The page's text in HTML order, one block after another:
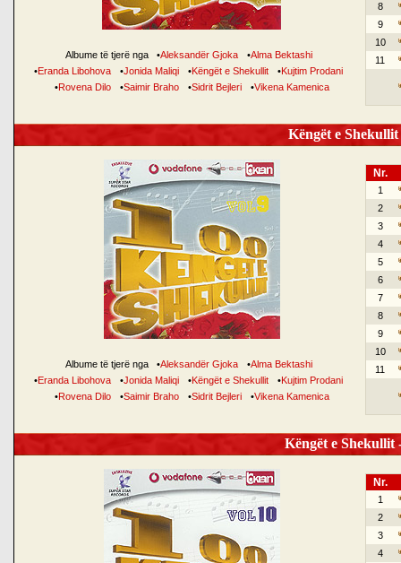
Albume të tjerë nga •Aleksandër Gjoka •Alma Bektashi
•Eranda Libohova •Jonida Maliqi •Këngët e Shekullit •Kujtim Prodani
•Rovena Dilo •Saimir Braho •Sidrit Bejleri •Vikena Kamenica
8
9
10
11
Këngët e
Albume të tjerë nga •Aleksandër Gjoka •Alma Bektashi
•Eranda Libohova •Jonida Maliqi •Këngët e Shekullit •Kujtim Prodani
•Rovena Dilo •Saimir Braho •Sidrit Bejleri •Vikena Kamenica
Nr.
1
2
3
4
5
6
7
8
9
10
11
Këngët e
Nr.
1
2
3
4